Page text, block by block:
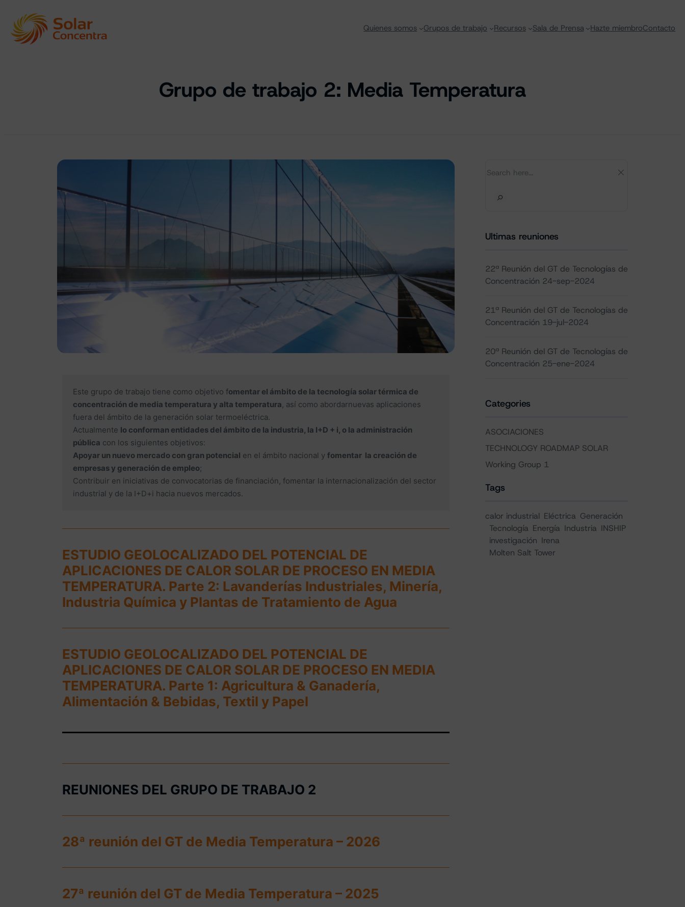
Quienes somos Grupos de trabajo Recursos Sala de Prensa Hazte miembroContacto
Grupo de trabajo 2: Media Temperatura
Este grupo de trabajo tiene como objetivo fomentar el ámbito de la tecnología solar térmica de
concentración de media temperatura y alta temperatura , así como abordarnuevas aplicaciones
fuera del ámbito de la generación solar termoeléctrica.
Actualmente lo conforman entidades del ámbito de la industria, la I+D + i, o la administración
pública con los siguientes objetivos:
Apoyar un nuevo mercado con gran potencial en el ámbito nacional y fomentar la creación de
empresas y generación de empleo;
Contribuir en iniciativas de convocatorias de financiación, fomentar la internacionalización del sector
industrial y de la I+D+i hacia nuevos mercados.
ESTUDIO GEOLOCALIZADO DEL POTENCIAL DE
APLICACIONES DE CALOR SOLAR DE PROCESO EN MEDIA
TEMPERATURA. Parte 2: Lavanderías Industriales, Minería,
Industria Química y Plantas de Tratamiento de Agua
ESTUDIO GEOLOCALIZADO DEL POTENCIAL DE
APLICACIONES DE CALOR SOLAR DE PROCESO EN MEDIA
TEMPERATURA. Parte 1: Agricultura & Ganadería,
Alimentación & Bebidas, Textil y Papel
REUNIONES DEL GRUPO DE TRABAJO 2
28ª reunión del GT de Media Temperatura – 2026
27ª reunión del GT de Media Temperatura – 2025
Ultimas reuniones
22ª Reunión del GT de Tecnologías de
Concentración 24-sep-2024
21ª Reunión del GT de Tecnologías de
Concentración 19-jul-2024
20ª Reunión del GT de Tecnologías de
Concentración 25-ene-2024
Categories
ASOCIACIONES
TECHNOLOGY ROADMAP SOLAR
Working Group 1
Tags
calor industrial Eléctrica Generación
Tecnología Energía Industria INSHIP
investigación Irena
Molten Salt Tower